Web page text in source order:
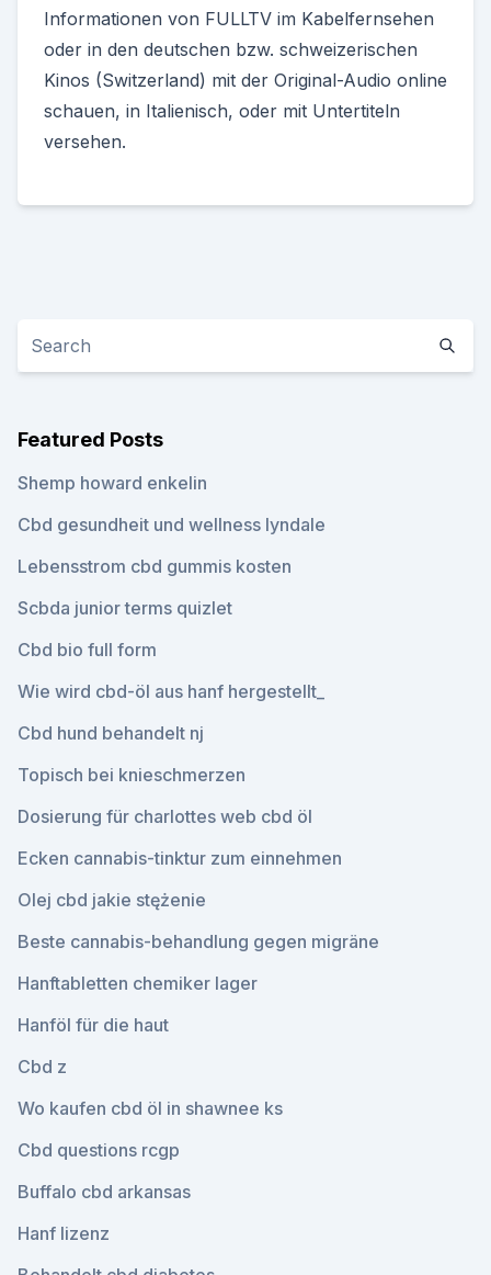
Informationen von FULLTV im Kabelfernsehen
oder in den deutschen bzw. schweizerischen
Kinos (Switzerland) mit der Original-Audio online
schauen, in Italienisch, oder mit Untertiteln
versehen.
Featured Posts
Shemp howard enkelin
Cbd gesundheit und wellness lyndale
Lebensstrom cbd gummis kosten
Scbda junior terms quizlet
Cbd bio full form
Wie wird cbd-öl aus hanf hergestellt_
Cbd hund behandelt nj
Topisch bei knieschmerzen
Dosierung für charlottes web cbd öl
Ecken cannabis-tinktur zum einnehmen
Olej cbd jakie stężenie
Beste cannabis-behandlung gegen migräne
Hanftabletten chemiker lager
Hanföl für die haut
Cbd z
Wo kaufen cbd öl in shawnee ks
Cbd questions rcgp
Buffalo cbd arkansas
Hanf lizenz